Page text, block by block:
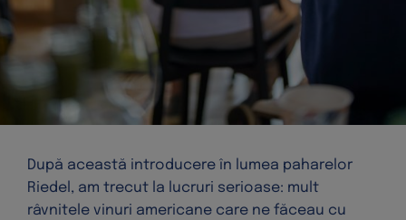
După această introducere în lumea paharelor
Riedel, am trecut la lucruri serioase: mult
râvnitele vinuri americane care ne făceau cu